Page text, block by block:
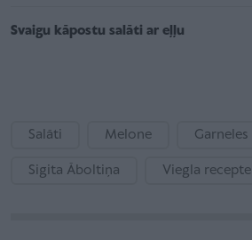
Svaigu kāpostu salāti ar eļļu
Salāti Melone Garneles
Sigita Āboltiņa Viegla recepte